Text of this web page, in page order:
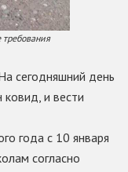
сегодняшний день
и вести
года с 10 января
согласно